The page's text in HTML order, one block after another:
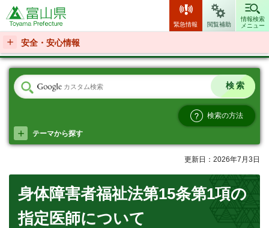
富山県
緊急情報 閲覧補助
情報検索
メニュー
安全・安心情報
検索の方法
テーマから探す
更新日：2026年7月3日
身体障害者福祉法第15条第1項の
指定医師について